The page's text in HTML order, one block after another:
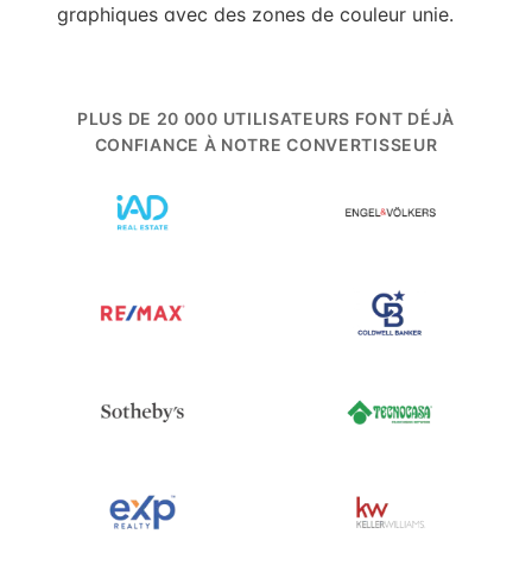
graphiques avec des zones de couleur unie.
PLUS DE 20 000 UTILISATEURS FONT DÉJÀ
CONFIANCE À NOTRE CONVERTISSEUR